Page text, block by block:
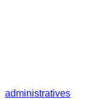
administratives